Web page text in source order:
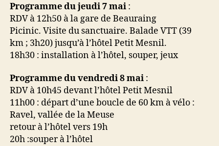
Programme du jeudi 7 mai :
RDV à 12h50 à la gare de Beauraing
Picinic. Visite du sanctuaire. Balade VTT (39
km ; 3h20) jusqu’à l’hôtel Petit Mesnil.
18h30 : installation à l’hôtel, souper, jeux
Programme du vendredi 8 mai :
RDV à 10h45 devant l’hôtel Petit Mesnil
11h00 : départ d’une boucle de 60 km à vélo :
Ravel, vallée de la Meuse
retour à l’hôtel vers 19h
20h :souper à l’hôtel